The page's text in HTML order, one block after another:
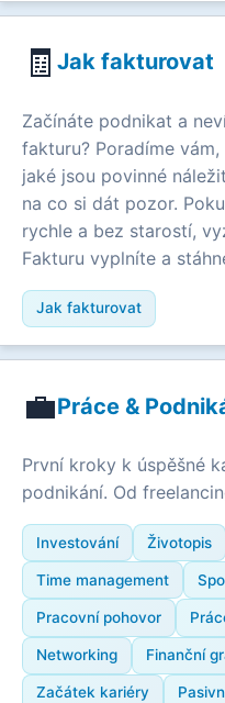
🧾 Jak fakturovat
Začínáte podnikat a
fakturu? Poradíme
jaké jsou povinné
na co si dát pozor.
rychle a bez starostí,
Fakturu vyplníte a
Jak fakturovat
💼Práce &
První kroky k úspěšné
podnikání. Od
Investování Životopis
Time management
Pracovní pohovor
Networking Finanční
Začátek kariéry